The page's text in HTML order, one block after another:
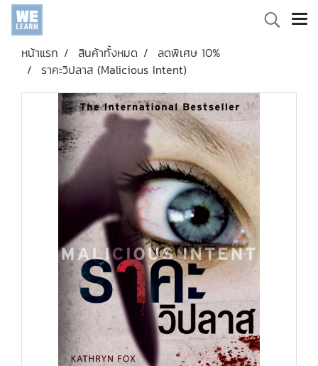
หน้าแรก สินค้าทั้งหมด
ลดพิเศษ 10%
ราคะวิปลาส (Malicious Intent)